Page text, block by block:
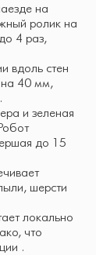
на
ролик на
4 раз,
вдоль стен
на 40 мм,
и зеленая
до 15
шерсти
локально
что
.